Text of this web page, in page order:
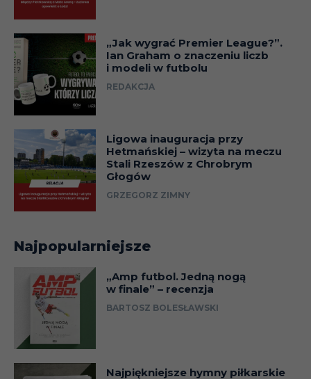
„Jak wygrać Premier League?”.
Ian Graham o znaczeniu liczb
i modeli w futbolu
REDAKCJA
Ligowa inauguracja przy
Hetmańskiej – wizyta na meczu
Stali Rzeszów z Chrobrym
Głogów
GRZEGORZ ZIMNY
Najpopularniejsze
„Amp futbol. Jedną nogą
w finale” – recenzja
BARTOSZ BOLESŁAWSKI
Najpiękniejsze hymny piłkarskie